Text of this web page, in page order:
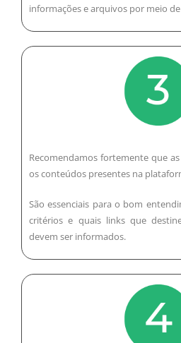
informações e arquivos por meio
Recomendamos fortemente que
os conteúdos presentes na
São essenciais para o bom
critérios e quais links que
devem ser informados.